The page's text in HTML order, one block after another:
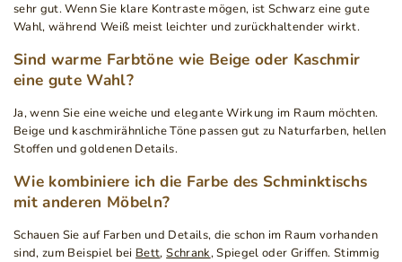
sehr gut. Wenn Sie klare Kontraste mögen, ist Schwarz eine gute
Wahl, während Weiß meist leichter und zurückhaltender wirkt.
Sind warme Farbtöne wie Beige oder Kaschmir
eine gute Wahl?
Ja, wenn Sie eine weiche und elegante Wirkung im Raum möchten.
Beige und kaschmirähnliche Töne passen gut zu Naturfarben, hellen
Stoffen und goldenen Details.
Wie kombiniere ich die Farbe des Schminktischs
mit anderen Möbeln?
Schauen Sie auf Farben und Details, die schon im Raum vorhanden
sind, zum Beispiel bei Bett,Schrank, Spiegel oder Griffen. Stimmig